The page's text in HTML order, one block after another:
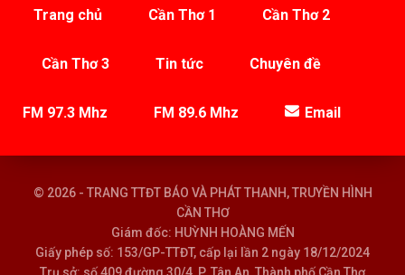
Trang chủ Cần Thơ 1 Cần Thơ 2
Cần Thơ 3 Tin tức Chuyên đề
FM 97.3 Mhz FM 89.6 Mhz Email
© 2026 - TRANG TTĐT BÁO VÀ PHÁT THANH, TRUYỀN HÌNH
CẦN THƠ
Giám đốc: HUỲNH HOÀNG MẾN
Giấy phép số: 153/GP-TTĐT, cấp lại lần 2 ngày 18/12/2024